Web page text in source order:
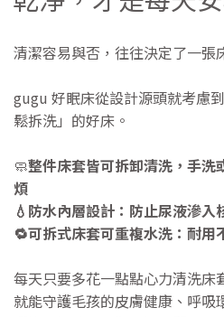
清潔容易與否，往往決定了一張
gugu 好眠床從設計源頭就考慮
鬆拆洗」的好床。
🧼整件床套皆可拆卸清洗，手洗
煩
💧防水內層設計：防止尿液滲入
🔁可拆式床套可重複水洗：耐用
每天只要多花一點點心力清洗床
就能守護毛孩的皮膚健康、呼吸